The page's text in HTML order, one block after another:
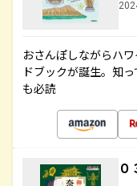
おさんぽしながらハ
ドブックが誕生。知
も必読